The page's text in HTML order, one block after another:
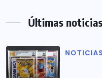
Últimas
NOTICIAS